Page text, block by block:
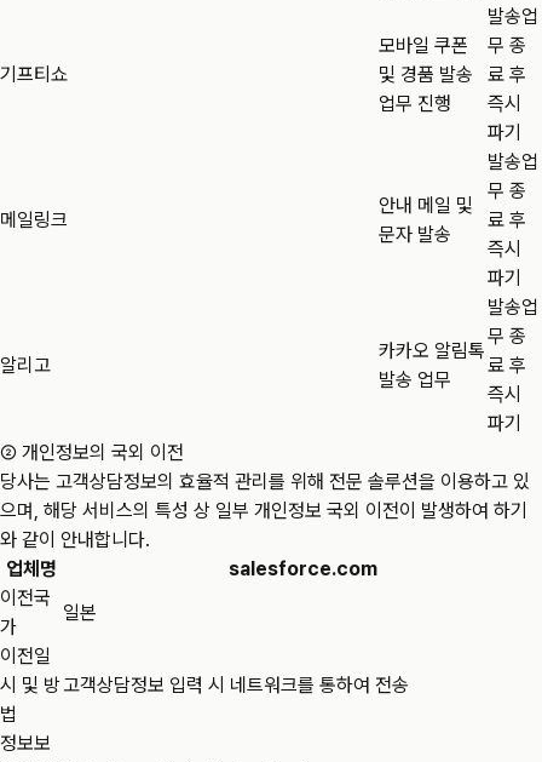
기프티쇼
모바일 쿠폰
및 경품 발송
업무 진행
발송업
무 종
료 후
즉시
파기
메일링크
안내 메일 및
문자 발송
발송업
무 종
료 후
즉시
파기
알리고
카카오 알림톡
발송 업무
발송업
무 종
료 후
즉시
파기
② 개인정보의 국외 이전
당사는 고객상담정보의 효율적 관리를 위해 전문 솔루션을 이용하고 있
으며, 해당 서비스의 특성 상 일부 개인정보 국외 이전이 발생하여 하기
와 같이 안내합니다.
업체명
salesforce.com
이전국
가
일본
이전일
시 및 방
법
고객상담정보 입력 시 네트워크를 통하여 전송
정보보